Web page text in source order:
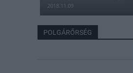
2018.11.09
POLGÁRŐRSÉG